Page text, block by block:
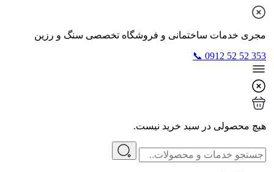
مجری خدمات ساختمانی و فروشگاه تخصصی سنگ و رزین
353 52 52 0912 📞
هیچ محصولی در سبد خرید نیست.